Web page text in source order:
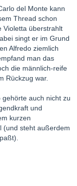
del Monte kann
Thread schon
Violetta überstrahlt
singt er im Grund
Alfredo ziemlich
man das
die männlich-reife
Rückzug war.
auch nicht zu
und
kurzen
(und steht außerdem